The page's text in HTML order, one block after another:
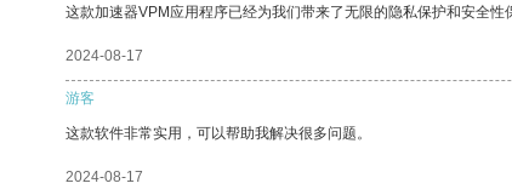
这款加速器VPM应用程序已经为我们带来了无限的隐私保护和安全性
2024-08-17
游客
这款软件非常实用，可以帮助我解决很多问题。
2024-08-17